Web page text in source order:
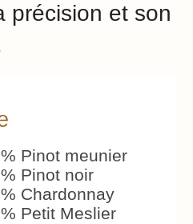
précision et son
Pinot meunier
Pinot noir
Chardonnay
Petit Meslier